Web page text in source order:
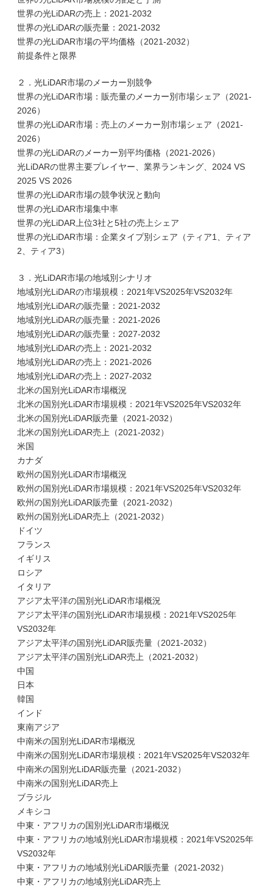
世界の光LiDARの売上：2021-2032
世界の光LiDARの販売量：2021-2032
世界の光LiDAR市場の平均価格（2021-2032）
前提条件と限界
２．光LiDAR市場のメーカー別競争
世界の光LiDAR市場：販売量のメーカー別市場シェア（2021-
2026）
世界の光LiDAR市場：売上のメーカー別市場シェア（2021-
2026）
世界の光LiDARのメーカー別平均価格（2021-2026）
光LiDARの世界主要プレイヤー、業界ランキング、2024 VS
2025 VS 2026
世界の光LiDAR市場の競争状況と動向
世界の光LiDAR市場集中率
世界の光LiDAR上位3社と5社の売上シェア
世界の光LiDAR市場：企業タイプ別シェア（ティア1、ティア
2、ティア3）
３．光LiDAR市場の地域別シナリオ
地域別光LiDARの市場規模：2021年VS2025年VS2032年
地域別光LiDARの販売量：2021-2032
地域別光LiDARの販売量：2021-2026
地域別光LiDARの販売量：2027-2032
地域別光LiDARの売上：2021-2032
地域別光LiDARの売上：2021-2026
地域別光LiDARの売上：2027-2032
北米の国別光LiDAR市場概況
北米の国別光LiDAR市場規模：2021年VS2025年VS2032年
北米の国別光LiDAR販売量（2021-2032）
北米の国別光LiDAR売上（2021-2032）
米国
カナダ
欧州の国別光LiDAR市場概況
欧州の国別光LiDAR市場規模：2021年VS2025年VS2032年
欧州の国別光LiDAR販売量（2021-2032）
欧州の国別光LiDAR売上（2021-2032）
ドイツ
フランス
イギリス
ロシア
イタリア
アジア太平洋の国別光LiDAR市場概況
アジア太平洋の国別光LiDAR市場規模：2021年VS2025年
VS2032年
アジア太平洋の国別光LiDAR販売量（2021-2032）
アジア太平洋の国別光LiDAR売上（2021-2032）
中国
日本
韓国
インド
東南アジア
中南米の国別光LiDAR市場概況
中南米の国別光LiDAR市場規模：2021年VS2025年VS2032年
中南米の国別光LiDAR販売量（2021-2032）
中南米の国別光LiDAR売上
ブラジル
メキシコ
中東・アフリカの国別光LiDAR市場概況
中東・アフリカの地域別光LiDAR市場規模：2021年VS2025年
VS2032年
中東・アフリカの地域別光LiDAR販売量（2021-2032）
中東・アフリカの地域別光LiDAR売上